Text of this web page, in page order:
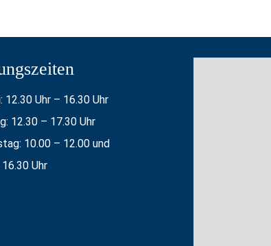
12.30 Uhr – 16.30 Uhr
12.30 – 17.30 Uhr
10.00 – 12.00 und
Uhr